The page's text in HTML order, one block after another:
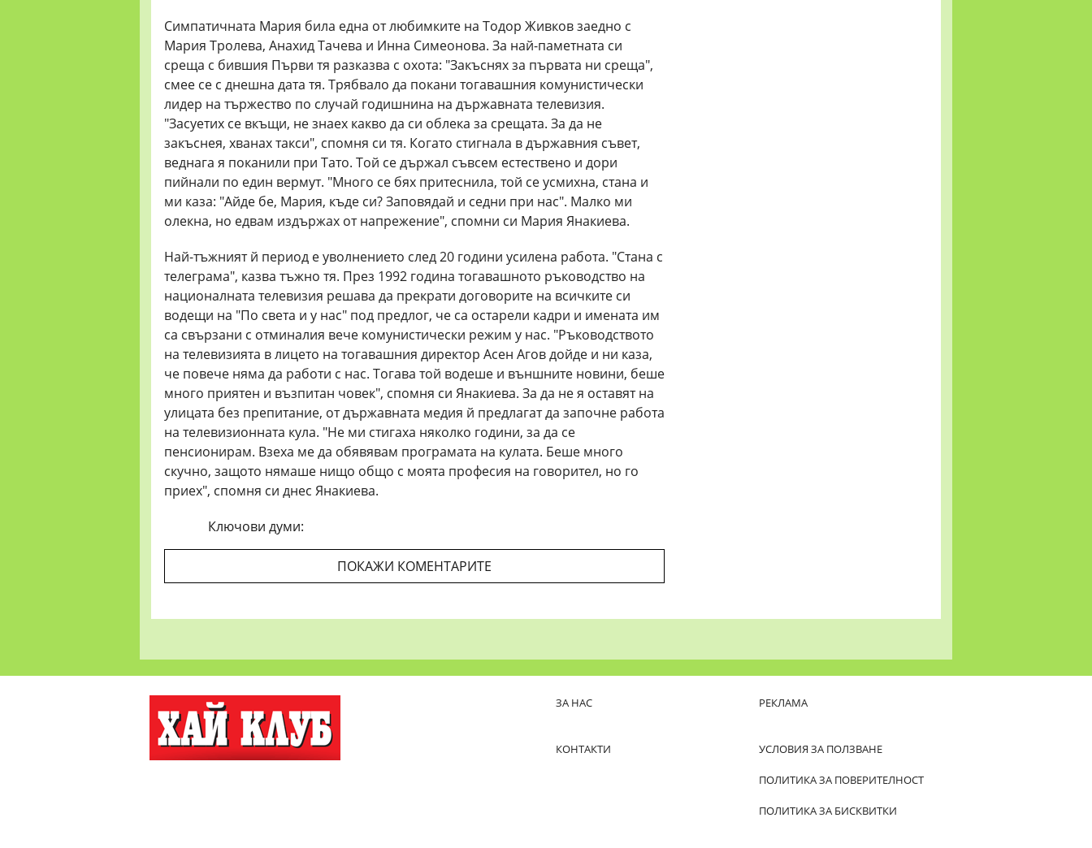
Симпатичната Мария била една от любимките на Тодор Живков заедно с
Мария Тролева, Анахид Тачева и Инна Симеонова. За най-паметната си
среща с бившия Първи тя разказва с охота: "Закъснях за първата ни среща",
смее се с днешна дата тя. Трябвало да покани тогавашния комунистически
лидер на тържество по случай годишнина на държавната телевизия.
"Засуетих се вкъщи, не знаех какво да си облека за срещата. За да не
закъснея, хванах такси", спомня си тя. Когато стигнала в държавния съвет,
веднага я поканили при Тато. Той се държал съвсем естествено и дори
пийнали по един вермут. "Много се бях притеснила, той се усмихна, стана и
ми каза: "Айде бе, Мария, къде си? Заповядай и седни при нас". Малко ми
олекна, но едвам издържах от напрежение", спомни си Мария Янакиева.
Най-тъжният й период е уволнението след 20 години усилена работа. "Стана с
телеграма", казва тъжно тя. През 1992 година тогавашното ръководство на
националната телевизия решава да прекрати договорите на всичките си
водещи на "По света и у нас" под предлог, че са остарели кадри и имената им
са свързани с отминалия вече комунистически режим у нас. "Ръководството
на телевизията в лицето на тогавашния директор Асен Агов дойде и ни каза,
че повече няма да работи с нас. Тогава той водеше и външните новини, беше
много приятен и възпитан човек", спомня си Янакиева. За да не я оставят на
улицата без препитание, от държавната медия й предлагат да започне работа
на телевизионната кула. "Не ми стигаха няколко години, за да се
пенсионирам. Взеха ме да обявявам програмата на кулата. Беше много
скучно, защото нямаше нищо общо с моята професия на говорител, но го
приех", спомня си днес Янакиева.
Ключови думи:
ПОКАЖИ КОМЕНТАРИТЕ
ЗА НАС
КОНТАКТИ
РЕКЛАМА
УСЛОВИЯ ЗА ПОЛЗВАНЕ
ПОЛИТИКА ЗА ПОВЕРИТЕЛНОСТ
ПОЛИТИКА ЗА БИСКВИТКИ